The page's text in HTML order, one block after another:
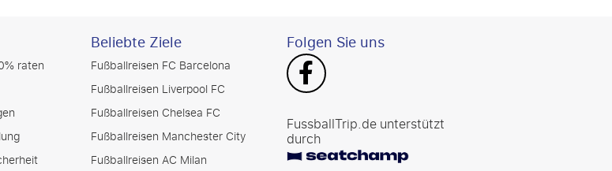
raten
Beliebte Ziele
Fußballreisen FC Barcelona
Fußballreisen Liverpool FC
Fußballreisen Chelsea FC
Fußballreisen Manchester City
Fußballreisen AC Milan
Folgen Sie uns
FussballTrip.de unterstützt
durch